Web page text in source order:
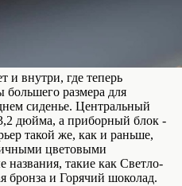
и внутри, где теперь
размера для
сиденье. Центральный
дюйма, а приборный блок -
такой же, как и раньше,
цветовыми
названия, такие как Светло-
бронза и Горячий шоколад.